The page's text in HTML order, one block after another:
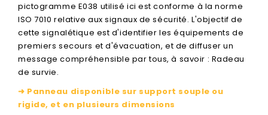
pictogramme E038 utilisé ici est conforme à la norme
ISO 7010 relative aux signaux de sécurité. L'objectif de
cette signalétique est d'identifier les équipements de
premiers secours et d'évacuation, et de diffuser un
message compréhensible par tous, à savoir : Radeau
de survie.
➜ Panneau disponible sur support souple ou
rigide, et en plusieurs dimensions